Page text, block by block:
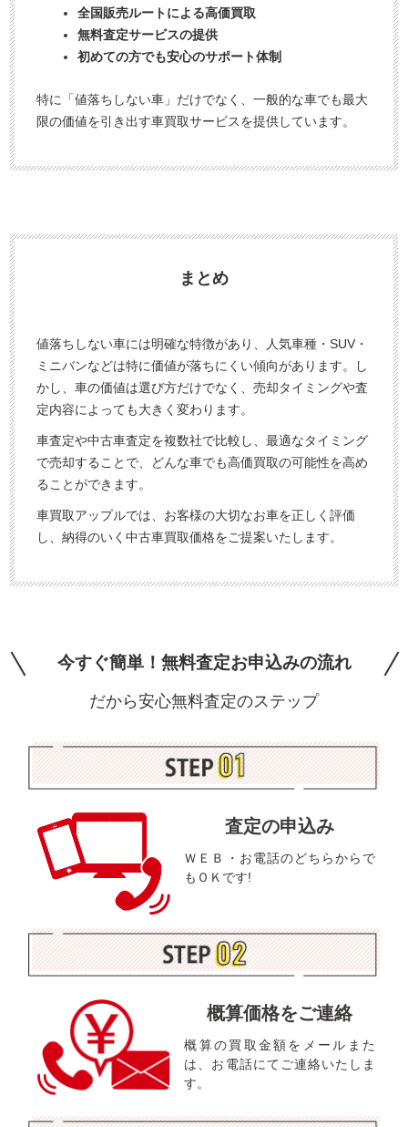
全国販売ルートによる高価買取
無料査定サービスの提供
初めての方でも安心のサポート体制
特に「値落ちしない車」だけでなく、一般的な車でも最大
限の価値を引き出す車買取サービスを提供しています。
まとめ
値落ちしない車には明確な特徴があり、人気車種・SUV・
ミニバンなどは特に価値が落ちにくい傾向があります。し
かし、車の価値は選び方だけでなく、売却タイミングや査
定内容によっても大きく変わります。
車査定や中古車査定を複数社で比較し、最適なタイミング
で売却することで、どんな車でも高価買取の可能性を高め
ることができます。
車買取アップルでは、お客様の大切なお車を正しく評価
し、納得のいく中古車買取価格をご提案いたします。
今すぐ簡単！無料査定お申込みの流れ
だから安心無料査定のステップ
査定の申込み
ＷＥＢ・お電話のどちらからで
もＯＫです!
概算価格をご連絡
概算の買取金額をメールまた
は、お電話にてご連絡いたしま
す。